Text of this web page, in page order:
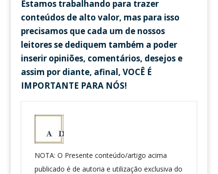
Estamos trabalhando para trazer
conteúdos de alto valor, mas para isso
precisamos que cada um de nossos
leitores se dediquem também a poder
inserir opiniões, comentários, desejos e
assim por diante, afinal, VOCÊ É
IMPORTANTE PARA NÓS!
NOTA: O Presente conteúdo/artigo acima
publicado é de autoria e utilização exclusiva do